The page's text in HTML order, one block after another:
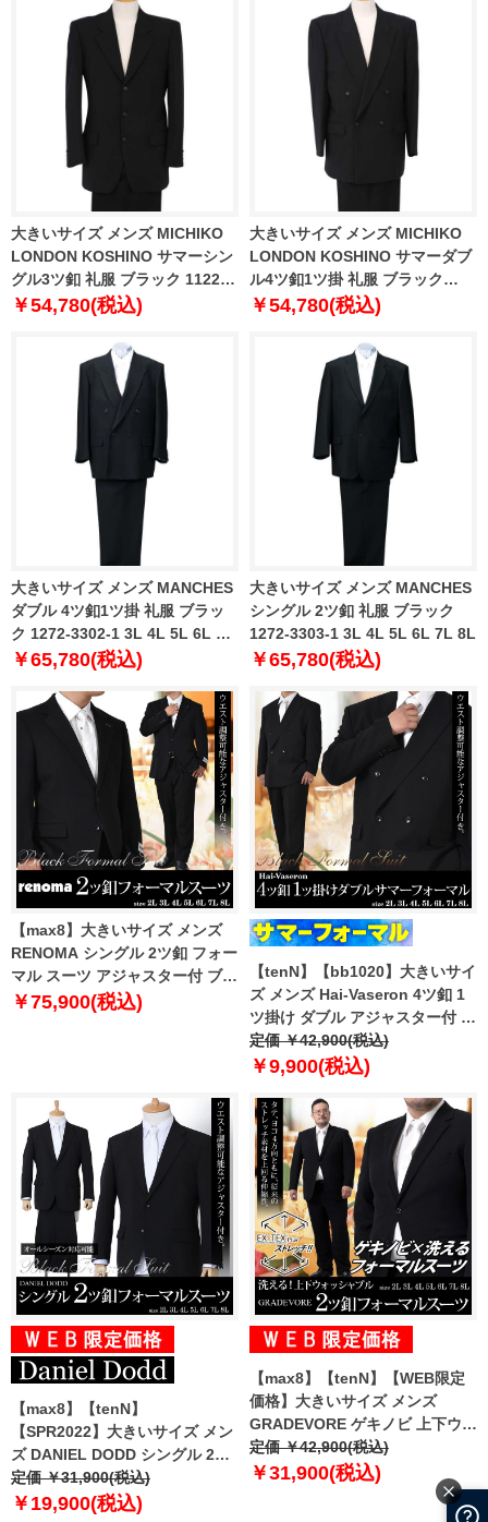
大きいサイズ メンズ MICHIKO
LONDON KOSHINO サマーシン
グル3ツ釦 礼服 ブラック 1122-
5386-1 2TL 4L TLL
￥54,780(税込)
大きいサイズ メンズ MICHIKO
LONDON KOSHINO サマーダブ
ル4ツ釦1ツ掛 礼服 ブラック
1122-5387-1 2TL TLL
￥54,780(税込)
大きいサイズ メンズ MANCHES
ダブル 4ツ釦1ツ掛 礼服 ブラッ
ク 1272-3302-1 3L 4L 5L 6L 7L
8L
￥65,780(税込)
大きいサイズ メンズ MANCHES
シングル 2ツ釦 礼服 ブラック
1272-3303-1 3L 4L 5L 6L 7L 8L
￥65,780(税込)
【max8】大きいサイズ メンズ
RENOMA シングル 2ツ釦 フォー
マル スーツ アジャスター付 ブラ
ックフォーマル 礼服 冠婚葬祭
￥75,900(税込)
【tenN】【bb1020】大きいサイ
ズ メンズ Hai-Vaseron 4ツ釦 1
ツ掛け ダブル アジャスター付 サ
マー フォーマルスーツ ブラック
フォーマル 礼服 スーツ 冠婚葬祭
定価 ￥42,900(税込)
￥9,900(税込)
【max8】【tenN】
【SPR2022】大きいサイズ メン
ズ DANIEL DODD シングル 2ツ
釦 フォーマル スーツ アジャスタ
ー付 ブラックフォーマル 礼服 冠
定価 ￥31,900(税込)
￥19,900(税込)
【max8】【tenN】【WEB限定
価格】大きいサイズ メンズ
GRADEVORE ゲキノビ 上下ウォ
ッシャブル フォーマル スーツ 吸
水速乾 抗菌 ストレッチ 礼服 冠
定価 ￥42,900(税込)
￥31,900(税込)